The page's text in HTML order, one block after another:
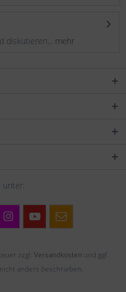
diskutieren... mehr
unter:
zzgl. Versandkosten und ggf.
anders beschrieben.